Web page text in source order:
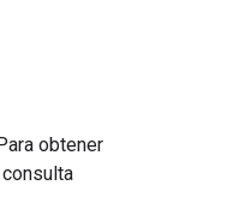
obtener